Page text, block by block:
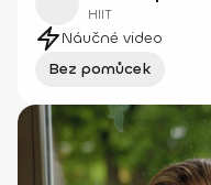
HIIT
Náučné video
Bez pomůcek